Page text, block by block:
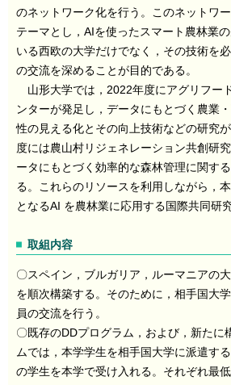
のネットワーク化を行う。このネットワ
テーマとし，AIを使ったスマート農林業
いる西欧の大学だけでなく，その技術を
の交流を深めることが目的である。
山形大学では，2022年度にアグリフー
ンターが発足し，データにもとづく農業
性の見える化とその向上技術などの研究
度には農山村リジェネレーション共創研
ータにもとづく効率的な森林管理に関す
る。これらのリソースを利用しながら，
となるAI を農林業に応用する国際共同研
取組内容
〇スペイン，ブルガリア，ルーマニアの
を順次構築する。そのために，相手国大
員の交流を行う。
〇既存のDDプログラム，および，新たに
ムでは，本学学生を相手国大学に派遣す
の学生を本学で受け入れる。それぞれ最